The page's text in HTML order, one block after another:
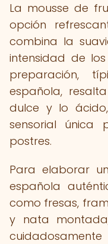
La mousse de
opción
combina la
intensidad de
preparación,
española,
dulce y lo
sensorial única
postres.
Para elaborar
española
como fresas,
y nata